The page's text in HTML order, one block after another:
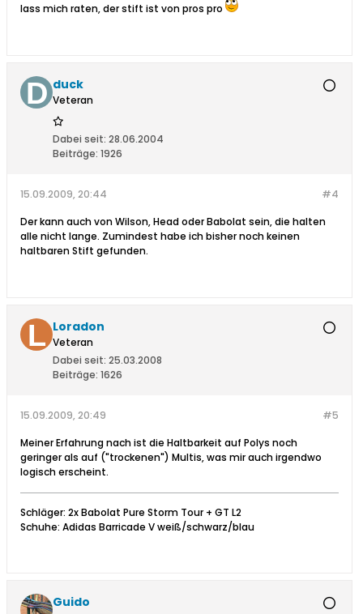
lass mich raten, der stift ist von pros pro
duck
Veteran
Dabei seit: 28.06.2004
Beiträge: 1926
#4
15.09.2009, 20:44
Der kann auch von Wilson, Head oder Babolat sein, die halten
alle nicht lange. Zumindest habe ich bisher noch keinen
haltbaren Stift gefunden.
Loradon
Veteran
Dabei seit: 25.03.2008
Beiträge: 1626
#5
15.09.2009, 20:49
Meiner Erfahrung nach ist die Haltbarkeit auf Polys noch
geringer als auf ("trockenen") Multis, was mir auch irgendwo
logisch erscheint.
Schläger: 2x Babolat Pure Storm Tour + GT L2
Schuhe: Adidas Barricade V weiß/schwarz/blau
Guido